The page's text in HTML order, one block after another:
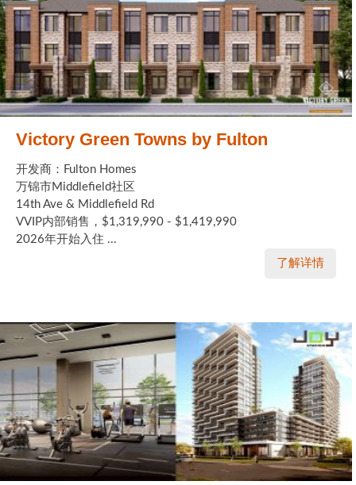
Victory Green Towns by Fulton
开发商：Fulton Homes
万锦市Middlefield社区
14th Ave & Middlefield Rd
VVIP内部销售，$1,319,990 - $1,419,990
2026年开始入住 ...
了解详情